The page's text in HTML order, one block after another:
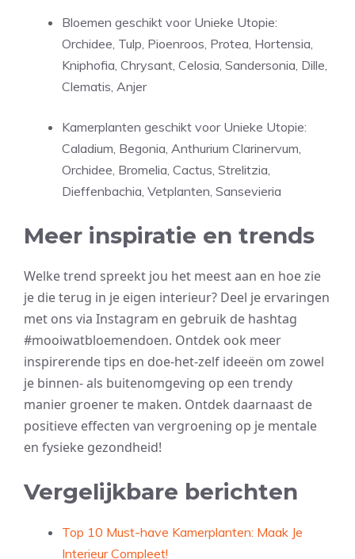
Bloemen geschikt voor Unieke Utopie:
Orchidee, Tulp, Pioenroos, Protea, Hortensia,
Kniphofia, Chrysant, Celosia, Sandersonia, Dille,
Clematis, Anjer
Kamerplanten geschikt voor Unieke Utopie:
Caladium, Begonia, Anthurium Clarinervum,
Orchidee, Bromelia, Cactus, Strelitzia,
Dieffenbachia, Vetplanten, Sansevieria
Meer inspiratie en trends
Welke trend spreekt jou het meest aan en hoe zie
je die terug in je eigen interieur? Deel je ervaringen
met ons via Instagram en gebruik de hashtag
#mooiwatbloemendoen. Ontdek ook meer
inspirerende tips en doe-het-zelf ideeën om zowel
je binnen- als buitenomgeving op een trendy
manier groener te maken. Ontdek daarnaast de
positieve effecten van vergroening op je mentale
en fysieke gezondheid!
Vergelijkbare berichten
Top 10 Must-have Kamerplanten: Maak Je
Interieur Compleet!